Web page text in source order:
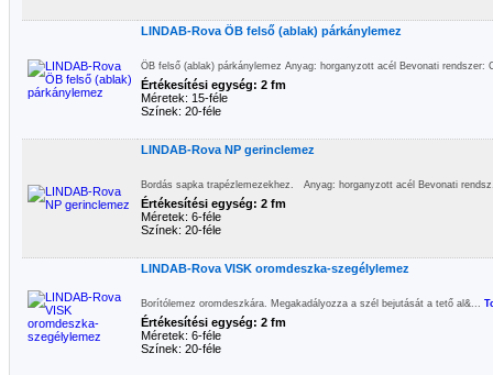
LINDAB-Rova ÖB felső (ablak) párkánylemez
ÖB felső (ablak) párkánylemez Anyag: horganyzott acél Bevonati
Értékesítési egység: 2 fm
Méretek: 15-féle
Színek: 20-féle
LINDAB-Rova NP gerinclemez
Bordás sapka trapézlemezekhez. Anyag: horganyzott acél Bevonati
Értékesítési egység: 2 fm
Méretek: 6-féle
Színek: 20-féle
LINDAB-Rova VISK oromdeszka-szegélylemez
Borítólemez oromdeszkára. Megakadályozza a szél bejutását a tető al&...
Értékesítési egység: 2 fm
Méretek: 6-féle
Színek: 20-féle